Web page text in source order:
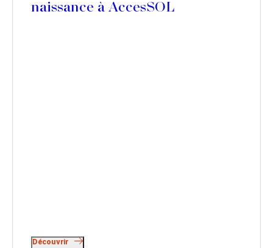
naissance à AccesSOL
Découvrir